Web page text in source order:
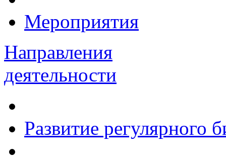
Мероприятия
Направления
деятельности
Развитие регулярного